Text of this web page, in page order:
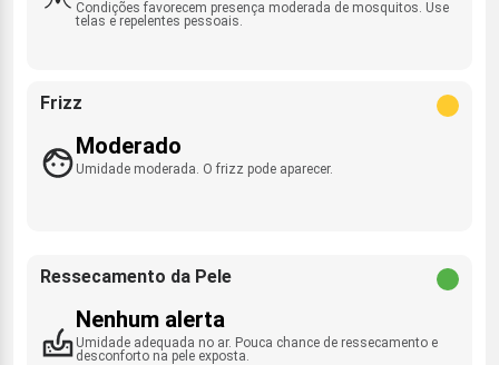
Condições favorecem presença moderada de mosquitos. Use
telas e repelentes pessoais.
Frizz
Moderado
Umidade moderada. O frizz pode aparecer.
Ressecamento da Pele
Nenhum alerta
Umidade adequada no ar. Pouca chance de ressecamento e
desconforto na pele exposta.